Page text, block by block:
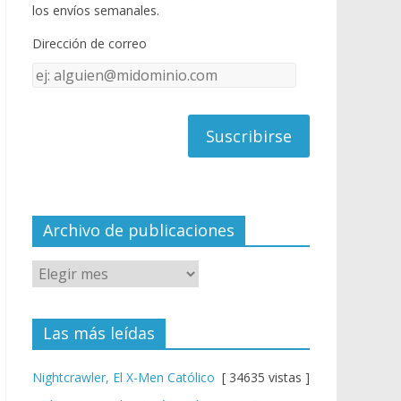
o
k e
C
el
los envíos semanales.
Dirección de correo
Dirección
Archivo de publicaciones
Las más leídas
Nightcrawler, El X-Men Católico [ 34635 vistas ]